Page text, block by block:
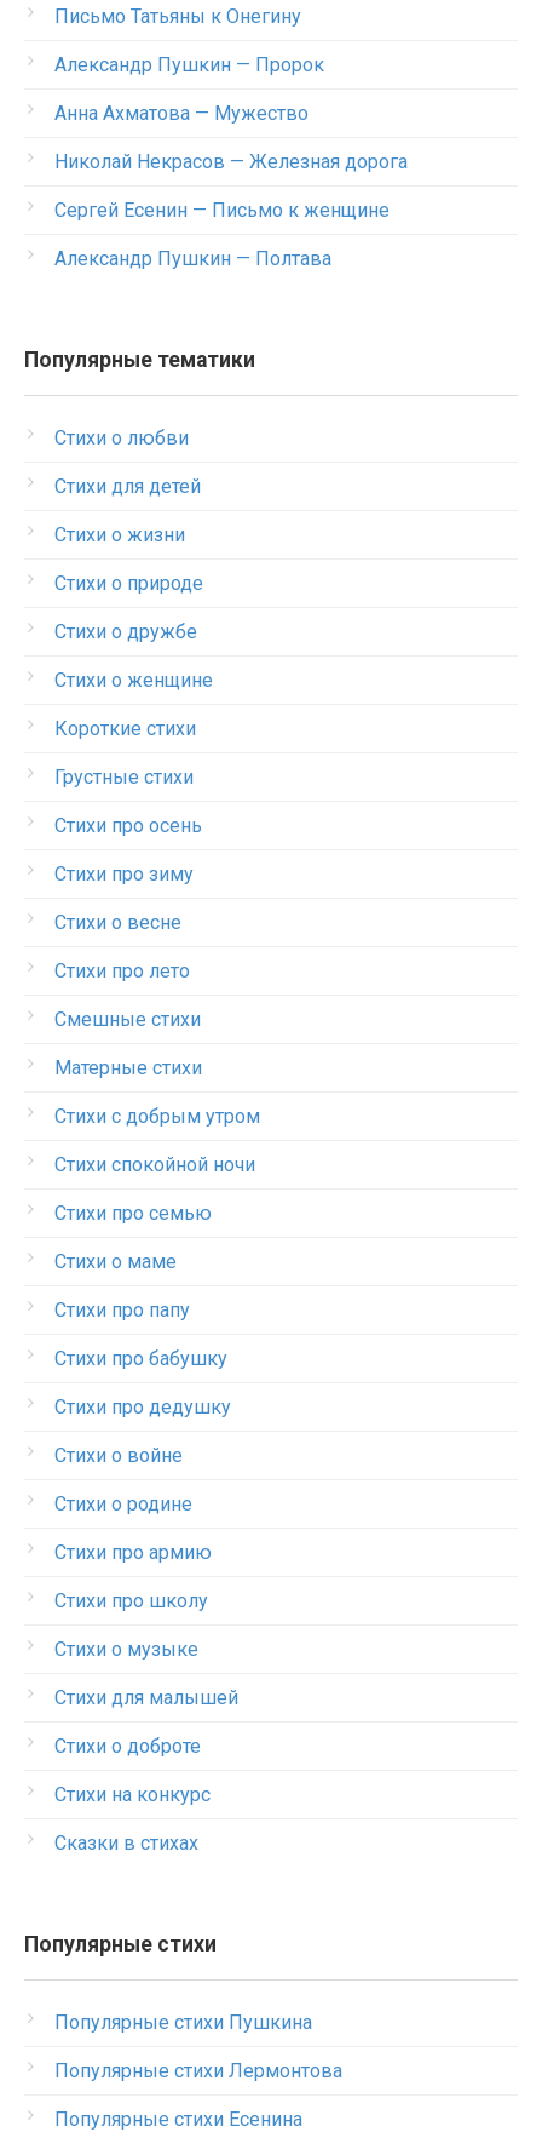
Письмо Татьяны к Онегину
Александр Пушкин — Пророк
Анна Ахматова — Мужество
Николай Некрасов — Железная дорога
Сергей Есенин — Письмо к женщине
Александр Пушкин — Полтава
Популярные тематики
Стихи о любви
Стихи для детей
Стихи о жизни
Стихи о природе
Стихи о дружбе
Стихи о женщине
Короткие стихи
Грустные стихи
Стихи про осень
Стихи про зиму
Стихи о весне
Стихи про лето
Смешные стихи
Матерные стихи
Стихи с добрым утром
Стихи спокойной ночи
Стихи про семью
Стихи о маме
Стихи про папу
Стихи про бабушку
Стихи про дедушку
Стихи о войне
Стихи о родине
Стихи про армию
Стихи про школу
Стихи о музыке
Стихи для малышей
Стихи о доброте
Стихи на конкурс
Сказки в стихах
Популярные стихи
Популярные стихи Пушкина
Популярные стихи Лермонтова
Популярные стихи Есенина